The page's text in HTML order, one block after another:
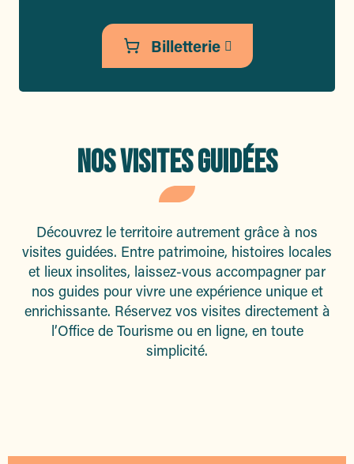
Billetterie
NOS VISITES GUIDÉES
Découvrez le territoire autrement grâce à nos
visites guidées. Entre patrimoine, histoires locales
et lieux insolites, laissez-vous accompagner par
nos guides pour vivre une expérience unique et
enrichissante. Réservez vos visites directement à
l’Office de Tourisme ou en ligne, en toute
simplicité.